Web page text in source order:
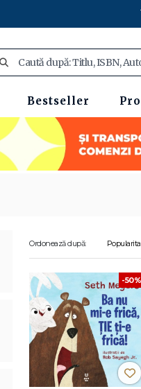
Bestseller
Ordonează după:
-50%